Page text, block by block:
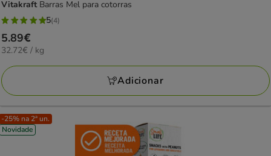
Vitakraft Barras Mel para cotorras
5
estrelas
com
4
avaliações
5(4)
Preço
5.89€
5.89€
32.72€
KG
32.72€ / kg
Adicionar
-25% na 2ª un.
Novidade